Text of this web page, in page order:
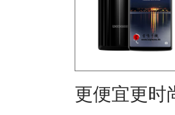
更便宜更时